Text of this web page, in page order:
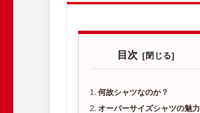
目次
何故シャツなのか？
オーバーサイズシャツの魅力